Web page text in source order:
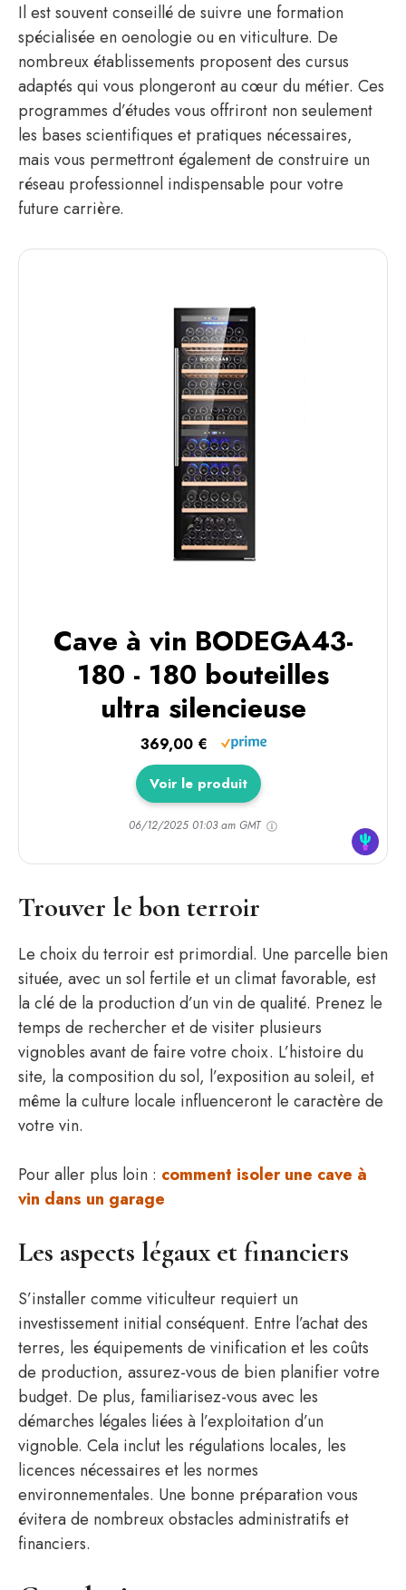
Il est souvent conseillé de suivre une formation
spécialisée en oenologie ou en viticulture. De
nombreux établissements proposent des cursus
adaptés qui vous plongeront au cœur du métier. Ces
programmes d’études vous offriront non seulement
les bases scientifiques et pratiques nécessaires,
mais vous permettront également de construire un
réseau professionnel indispensable pour votre
future carrière.
Cave à vin BODEGA43-
180 - 180 bouteilles
ultra silencieuse
369,00 €
Voir le produit
06/12/2025 01:03 am GMT
Trouver le bon terroir
Le choix du terroir est primordial. Une parcelle bien
située, avec un sol fertile et un climat favorable, est
la clé de la production d’un vin de qualité. Prenez le
temps de rechercher et de visiter plusieurs
vignobles avant de faire votre choix. L’histoire du
site, la composition du sol, l’exposition au soleil, et
même la culture locale influenceront le caractère de
votre vin.
Pour aller plus loin : comment isoler une cave à
vin dans un garage
Les aspects légaux et financiers
S’installer comme viticulteur requiert un
investissement initial conséquent. Entre l’achat des
terres, les équipements de vinification et les coûts
de production, assurez-vous de bien planifier votre
budget. De plus, familiarisez-vous avec les
démarches légales liées à l’exploitation d’un
vignoble. Cela inclut les régulations locales, les
licences nécessaires et les normes
environnementales. Une bonne préparation vous
évitera de nombreux obstacles administratifs et
financiers.